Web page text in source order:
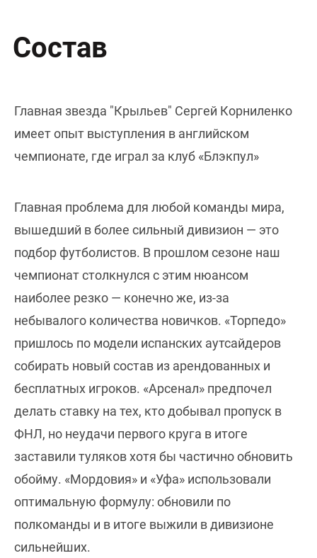
Состав
Главная звезда "Крыльев" Сергей Корниленко
имеет опыт выступления в английском
чемпионате, где играл за клуб «Блэкпул»
Главная проблема для любой команды мира,
вышедший в более сильный дивизион — это
подбор футболистов. В прошлом сезоне наш
чемпионат столкнулся с этим нюансом
наиболее резко — конечно же, из-за
небывалого количества новичков. «Торпедо»
пришлось по модели испанских аутсайдеров
собирать новый состав из арендованных и
бесплатных игроков. «Арсенал» предпочел
делать ставку на тех, кто добывал пропуск в
ФНЛ, но неудачи первого круга в итоге
заставили туляков хотя бы частично обновить
обойму. «Мордовия» и «Уфа» использовали
оптимальную формулу: обновили по
полкоманды и в итоге выжили в дивизионе
сильнейших.